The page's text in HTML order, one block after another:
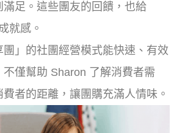
滿足。這些團友的回饋，也給
就感。
團」的社團經營模式能快速、有效
僅幫助 Sharon 了解消費者需
者的距離，讓團購充滿人情味。